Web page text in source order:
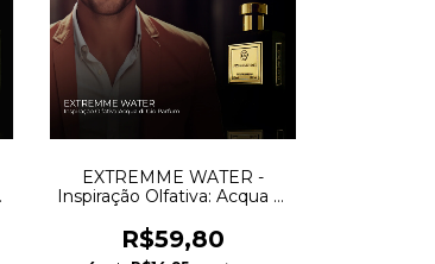
EXTREMME WATER -
Inspiração Olfativa: Acqua di
R$59,80